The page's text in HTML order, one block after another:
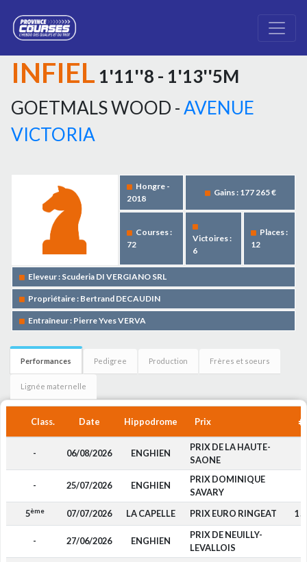
INFIEL 1'11''8 - 1'13''5M
GOETMALS WOOD -AVENUE
VICTORIA
Hongre -
2018
Gains : 177 265 €
Courses :
72
Victoires :
6
Places :
12
Eleveur : Scuderia DI VERGIANO SRL
Propriétaire : Bertrand DECAUDIN
Entraîneur : Pierre Yves VERVA
Performances Pedigree Production Frères et soeurs
Lignée maternelle
Class. Date Hippodrome Prix
- 06/08/2026 ENGHIEN
PRIX DE LA HAUTE-
SAONE
- 25/07/2026 ENGHIEN
PRIX DOMINIQUE
SAVARY
5ème 07/07/2026 LA CAPELLE PRIX EURO RINGEAT 1
- 27/06/2026 ENGHIEN
PRIX DE NEUILLY-
LEVALLOIS